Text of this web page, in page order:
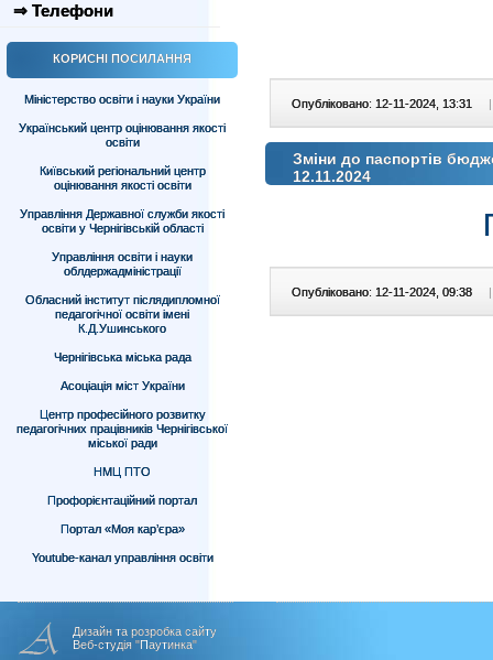
⇒ Телефони
КОРИСНІ ПОСИЛАННЯ
Міністерство освіти і науки України
Український центр оцінювання якості
освіти
Київський регіональний центр
оцінювання якості освіти
Управління Державної служби якості
освіти у Чернігівській області
Управління освіти і науки
облдержадміністрації
Обласний інститут післядипломної
педагогічної освіти імені
К.Д.Ушинського
Чернігівська міська рада
Асоціація міст України
Центр професійного розвитку
педагогічних працівників Чернігівської
міської ради
НМЦ ПТО
Профорієнтаційний портал
Портал «Моя кар’єра»
Youtube-канал управління освіти
Опубліковано: 12-11-2024, 13:31 |
Зміни до паспортів
12.11.2024
Опубліковано: 12-11-2024, 09:38 |
Дизайн та розробка сайту
Веб-студія "Паутинка"